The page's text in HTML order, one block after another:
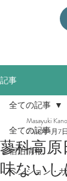
記事
全ての記事
宿泊情報
ペンション・
全ての記事
蓼科高
味ない
Masayuki Kano
2018年1月7日